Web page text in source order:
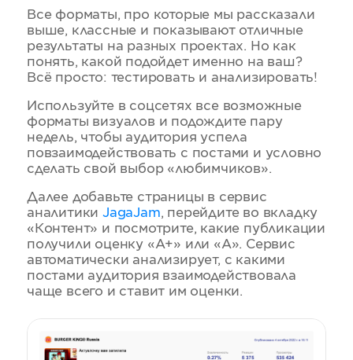
Все форматы, про которые мы рассказали
выше, классные и показывают отличные
результаты на разных проектах. Но как
понять, какой подойдет именно на ваш?
Всё просто: тестировать и анализировать!
Используйте в соцсетях все возможные
форматы визуалов и подождите пару
недель, чтобы аудитория успела
повзаимодействовать с постами и условно
сделать свой выбор «любимчиков».
Далее добавьте страницы в сервис
аналитикиJagaJam, перейдите во вкладку
«Контент» и посмотрите, какие публикации
получили оценку «А+» или «А». Сервис
автоматически анализирует, с какими
постами аудитория взаимодействовала
чаще всего и ставит им оценки.